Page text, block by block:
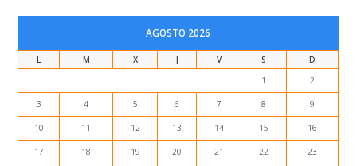
AGOSTO 2026
L M X J V S
D
1
2
3 4 5 6 7 8 9
10 11 12 13 14 15 16
17 18 19 20 21 22 23